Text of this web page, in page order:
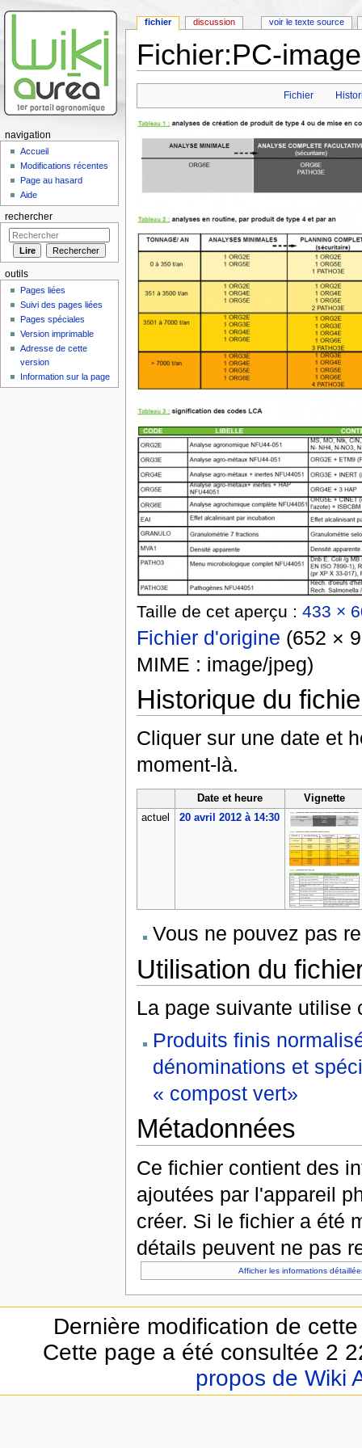
Fichier:PC-
Fichier
Taille de cet aperçu : 433 ×
Fichier d'origine (652 ×
MIME : image/jpeg)
Historique du
Cliquer sur une date et
moment-là.
Date et heure
Vignette
actuel
20 avril 2012 à 14:30
Vous ne pouvez pas
Utilisation du
La page suivante utilise
Produits finis
dénominations et
« compost vert»
Métadonnées
Ce fichier contient des
ajoutées par l'appareil
créer. Si le fichier a été
détails peuvent ne pas
Afficher les informations
fichier discussion voir le texte source
navigation
Accueil
Modifications récentes
Page au hasard
Aide
rechercher
outils
Pages liées
Suivi des pages liées
Pages spéciales
Version imprimable
Adresse de cette
version
Information sur la page
Dernière modification de
Cette page a été consultée 2
propos de Wiki